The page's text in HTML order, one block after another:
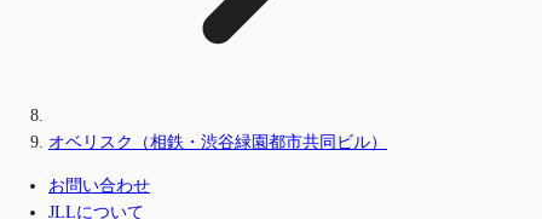
オベリスク（相鉄・渋谷緑園都市共同ビル）
お問い合わせ
JLLについて